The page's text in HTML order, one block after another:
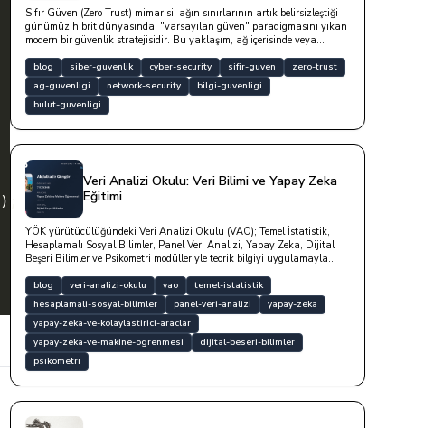
Sıfır Güven (Zero Trust) mimarisi, ağın sınırlarının artık belirsizleştiği
günümüz hibrit dünyasında, "varsayılan güven" paradigmasını yıkan
modern bir güvenlik stratejisidir. Bu yaklaşım, ağ içerisinde veya
potansiyel bir risk unsuru olarak değerlendirerek erişim taleplerini
sürekli, bağlamsal ve katı bir doğrulama sürecinden geçirir.
blog siber-guvenlik cyber-security sifir-guven
zero-trust
ag-guvenligi
network-security
bilgi-guvenligi
bulut-guvenligi
Veri Analizi Okulu: Veri Bilimi ve Yapay Zeka
Eğitimi
YÖK yürütücülüğündeki Veri Analizi Okulu (VAO); Temel İstatistik,
Hesaplamalı Sosyal Bilimler, Panel Veri Analizi, Yapay Zeka, Dijital
Beşeri Bilimler ve Psikometri modülleriyle teorik bilgiyi uygulamayla
yazısına göz atın.
blog veri-analizi-okulu vao
temel-istatistik
hesaplamali-sosyal-bilimler
panel-veri-analizi
yapay-zeka
yapay-zeka-ve-kolaylastirici-araclar
yapay-zeka-ve-makine-ogrenmesi
dijital-beseri-bilimler
psikometri